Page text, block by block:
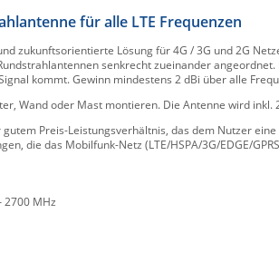
für alle LTE Frequenzen
zukunftsorientierte Lösung für 4G / 3G und 2G
senkrecht zueinander
kommt. Gewinn mindestens 2 dBi über alle
Wand oder Mast montieren. Die Antenne wird
gutem Preis-Leistungsverhältnis, das dem Nutzer
die das Mobilfunk-Netz (LTE/HSPA/3G/EDGE/
2700 MHz